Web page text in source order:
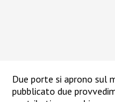
Due porte si aprono sul
pubblicato due